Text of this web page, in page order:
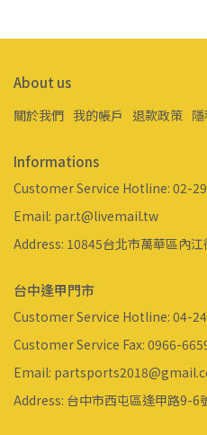
About us
關於我們 我的帳戶 退款政策
Informations
Customer Service Hotline: 02-
Email: par.t@livemail.tw
Address: 10845台北市萬華區內
台中逢甲門市
Customer Service Hotline: 04-
Customer Service Fax: 0966-
Email:
Address: 台中市西屯區逢甲路9-6